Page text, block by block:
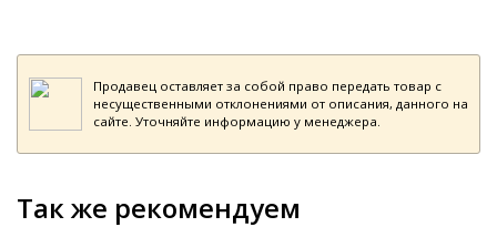
Продавец оставляет за собой право передать товар с
несущественными отклонениями от описания, данного на
сайте. Уточняйте информацию у менеджера.
Так же рекомендуем